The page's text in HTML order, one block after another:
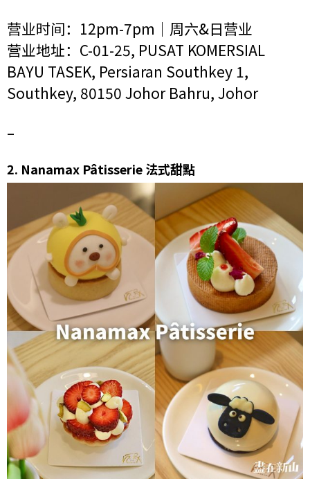
营业时间：12pm-7pm｜周六&日营业
营业地址：C-01-25, PUSAT KOMERSIAL
BAYU TASEK, Persiaran Southkey 1,
Southkey, 80150 Johor Bahru, Johor
–
2. Nanamax Pâtisserie 法式甜點